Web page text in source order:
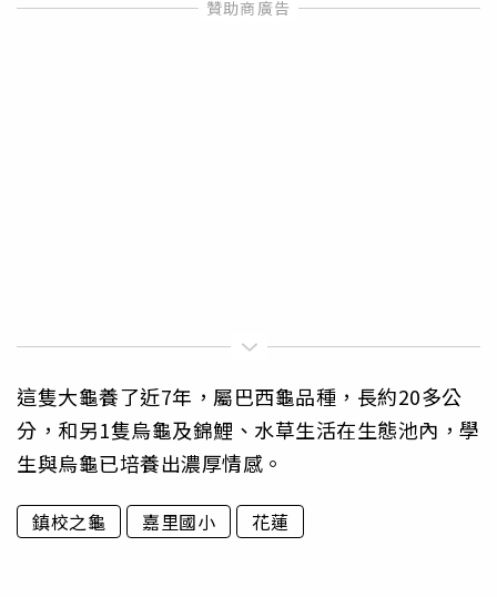
這隻大龜養了近7年，屬巴西龜品種，長約20多公
分，和另1隻烏龜及錦鯉、水草生活在生態池內，學
生與烏龜已培養出濃厚情感。
鎮校之龜 嘉里國小 花蓮